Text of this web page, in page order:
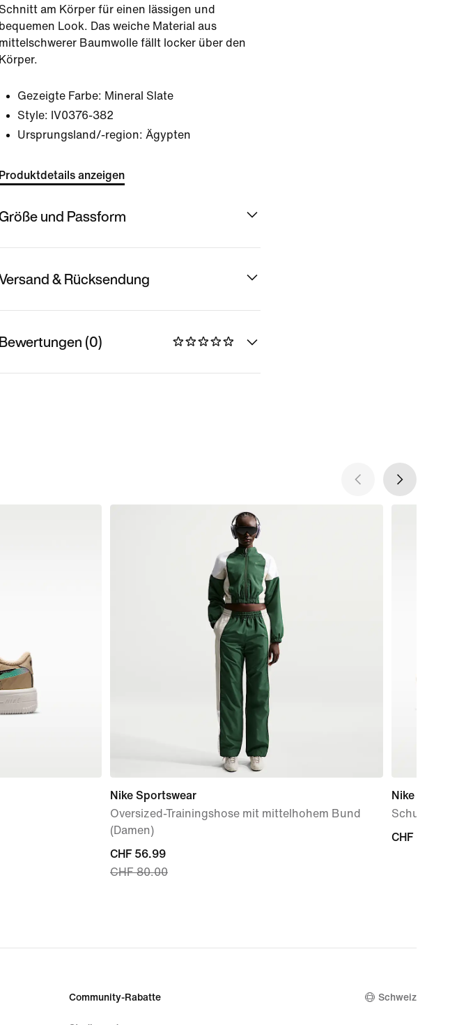
Schnitt am Körper für einen lässigen und
bequemen Look. Das weiche Material aus
mittelschwerer Baumwolle fällt locker über den
Körper.
Gezeigte Farbe: Mineral Slate
Style: IV0376-382
Ursprungsland/-region: Ägypten
Produktdetails anzeigen
und Passform
& Rücksendung
Bewertungen (0)
Nike Sportswear
Oversized-Trainingshose mit mittelhohem Bund
(Damen)
current
price
CHF 80.00
CHF 56.99
CHF 80.00
Nike
Schuh
CHF 99.95
CHF 99.95
Community-Rabatte Schweiz